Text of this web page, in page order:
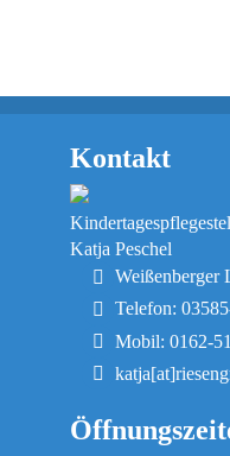
Kontakt
Katja Peschel
Weißenberger
Telefon:
Mobil: 0162-